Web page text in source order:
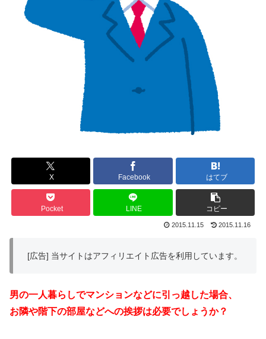
X Facebook はてブ
Pocket LINE コピー
2015.11.15 2015.11.16
[広告] 当サイトはアフィリエイト広告を利用しています。
男の一人暮らしでマンションなどに引っ越した場合、
お隣や階下の部屋などへの挨拶は必要でしょうか？